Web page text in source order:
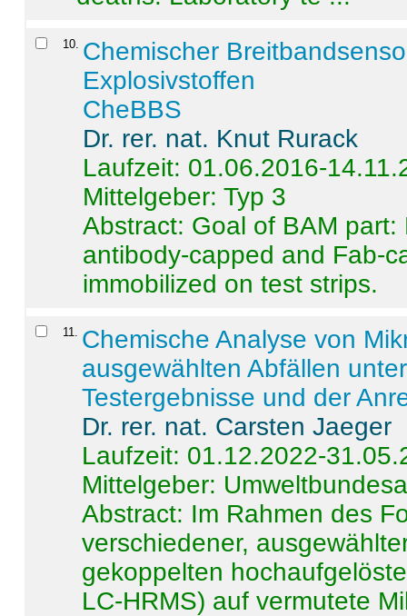
10 Chemischer
Explosivstoffen
CheBBS
Dr. rer. nat. Knut Rurack
Laufzeit: 01.06.2016-
Mittelgeber: Typ 3
Abstract: Goal of BAM
antibody-capped and Fab-
immobilized on test strips.
11
Chemische Analyse von
ausgewählten Abfällen
Testergebnisse und der
Dr. rer. nat. Carsten Jaeger
Laufzeit: 01.12.2022-
Mittelgeber:
Abstract: Im Rahmen des
verschiedener,
gekoppelten
LC-HRMS) auf vermutete